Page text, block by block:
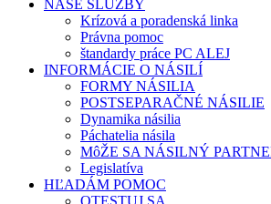
NAŠE SLUŽBY
Krízová a poradenská linka
Právna pomoc
štandardy práce PC ALEJ
INFORMÁCIE O NÁSILÍ
FORMY NÁSILIA
POSTSEPARAČNÉ NÁSILIE
Dynamika násilia
Páchatelia násila
MôŽE SA NÁSILNÝ
Legislatíva
HĽADÁM POMOC
OTESTUJ SA